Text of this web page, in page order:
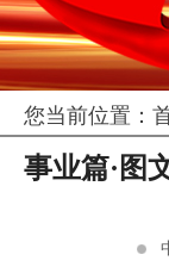
您当前位置：
事业篇·图